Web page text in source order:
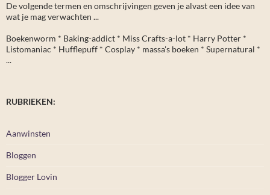
De volgende termen en omschrijvingen geven je alvast een idee van
wat je mag verwachten ...
Boekenworm * Baking-addict * Miss Crafts-a-lot * Harry Potter *
Listomaniac * Hufflepuff * Cosplay * massa's boeken * Supernatural *
...
RUBRIEKEN:
Aanwinsten
Bloggen
Blogger Lovin